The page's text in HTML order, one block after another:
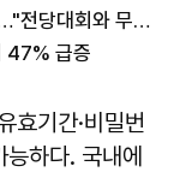
與, 당원 커뮤니티 해킹 약 1년 만에 인지…"전당대회와 무관"
47% 급증
효기간·비밀번
하다. 국내에